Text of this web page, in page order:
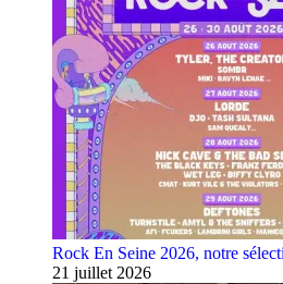
Rock En Seine 2026, notre
21 juillet 2026